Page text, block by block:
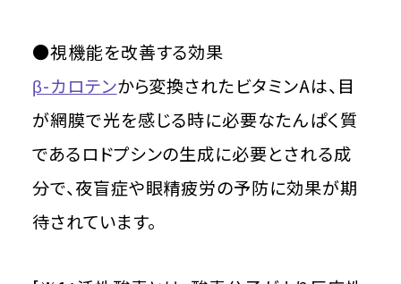
●視機能を改善する効果
β-カロテンから変換されたビタミンAは、目
が網膜で光を感じる時に必要なたんぱく質
であるロドプシンの生成に必要とされる成
分で、夜盲症や眼精疲労の予防に効果が期
待されています。